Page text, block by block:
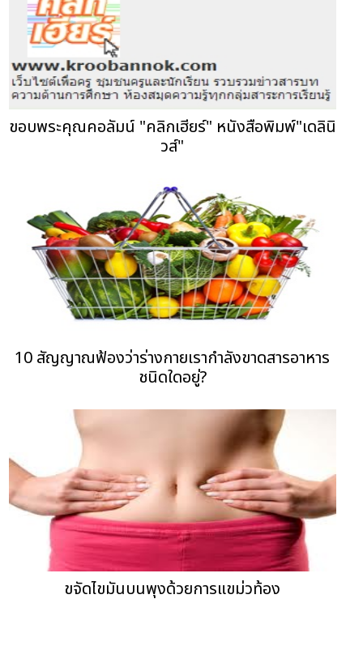
ขอบพระคุณคอลัมน์ "คลิกเฮียร์" หนังสือพิมพ์"เดลินิ
วส์"
10 สัญญาณฟ้องว่าร่างกายเรากำลังขาดสารอาหาร
ชนิดใดอยู่?
ขจัดไขมันบนพุงด้วยการแขม่วท้อง